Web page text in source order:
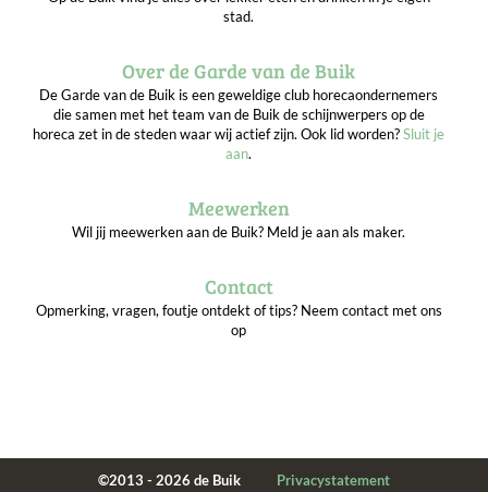
stad.
Over de Garde van de Buik
De Garde van de Buik is een geweldige club horecaondernemers
die samen met het team van de Buik de schijnwerpers op de
horeca zet in de steden waar wij actief zijn. Ook lid worden?Sluit je
aan.
Meewerken
Wil jij meewerken aan de Buik? Meld je aan als maker.
Contact
Opmerking, vragen, foutje ontdekt of tips? Neem contact met ons
op
©2013 - 2026 de Buik Privacystatement